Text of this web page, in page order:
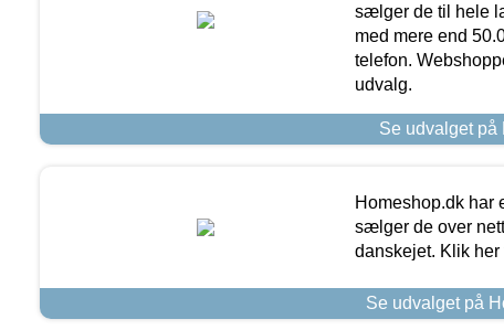
sælger de til hele
med mere end
telefon.
udvalg.
Se udvalget på
Homeshop.dk har
sælger de over
danskejet. Klik her
Se udvalget på